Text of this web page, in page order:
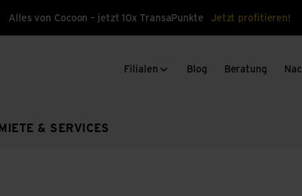
Alles von Cocoon – jetzt 10x TransaPunkte Jetzt profitieren!
MIETE & SERVICES
Filialen Blog Beratung